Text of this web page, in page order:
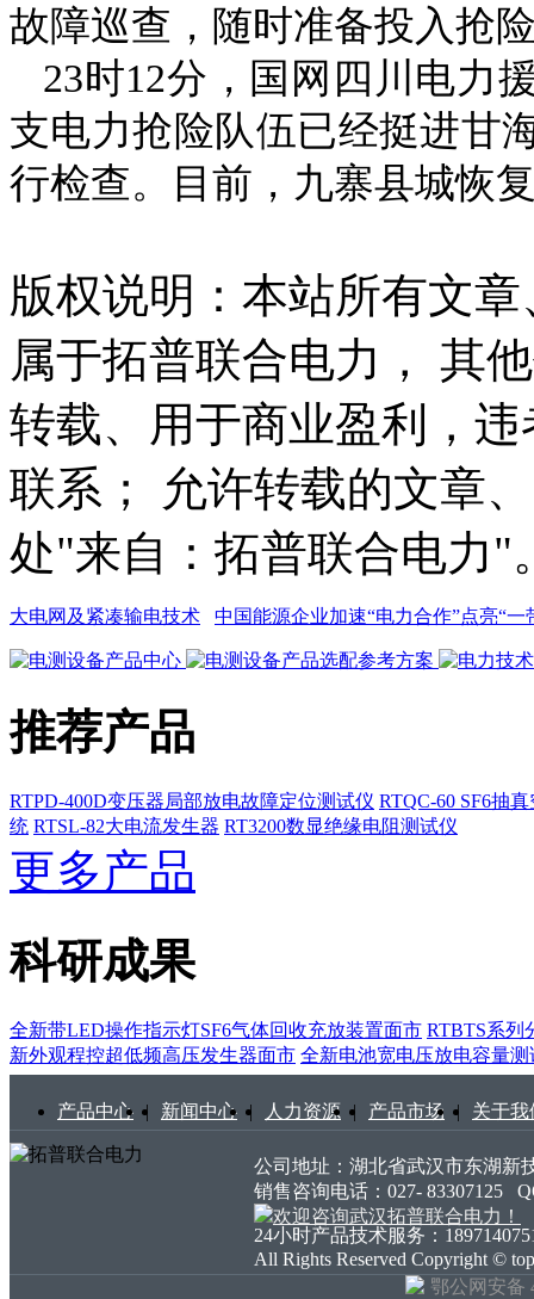
故障巡查，随时准备投入抢
23时12分，国网四川电力
支电力抢险队伍已经挺进甘
行检查。目前，九寨县城恢
版权说明：本站所有文
属于拓普联合电力， 其
转载、用于商业盈利，
联系； 允许转载的文章
处"来自：拓普联合电力"
大电网及紧凑输电技术 中国能源企业加速“电力合作”点亮“一
推荐产品
RTPD-400D变压器局部放电故障定位测试仪 RTQC-60 SF6抽
统 RTSL-82大电流发生器 RT3200数显绝缘电阻测试仪
更多产品
科研成果
全新带LED操作指示灯SF6气体回收充放装置面市 RTBTS系列
新外观程控超低频高压发生器面市 全新电池宽电压放电容量
产品中心 | 新闻中心 | 人力资源 | 产品市场 | 关于我
公司地址：湖北省武汉市东湖新
销售咨询电话：027- 83307125
24小时产品技术服务：
All Rights Reserved Copyright ©
鄂公网安备